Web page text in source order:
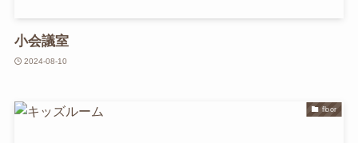
小会議室
2024-08-10
floor